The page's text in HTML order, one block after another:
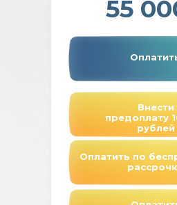
55
Внести
предоплату
рублей
Оплатить по